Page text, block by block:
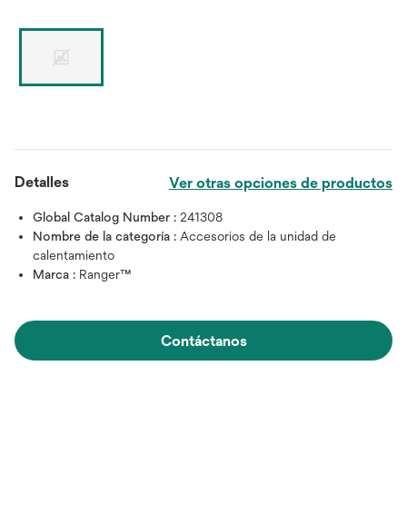
Detalles Ver otras opciones de productos
Global Catalog Number : 241308
Nombre de la categoría : Accesorios de la unidad de
calentamiento
Marca : Ranger™
Contáctanos